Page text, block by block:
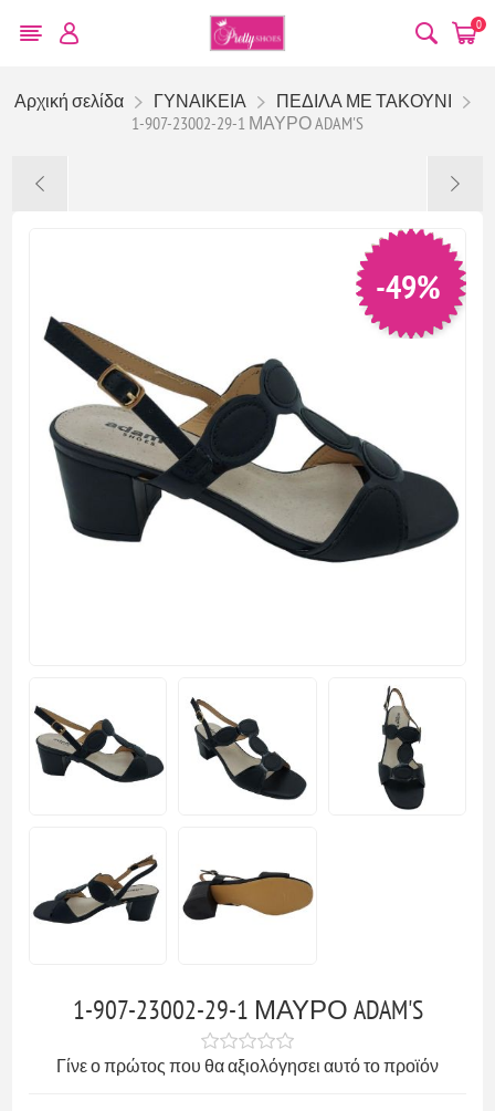
0
Αρχική σελίδα ΓΥΝΑΙΚΕΙΑ
ΠΕΔΙΛΑ ΜΕ ΤΑΚΟΥΝΙ
1-907-23002-29-1 ΜΑΥΡΟ ADAM'S
-49%
1-907-23002-29-1 ΜΑΥΡΟ ADAM'S
Γίνε ο πρώτος που θα αξιολόγησει αυτό το προϊόν